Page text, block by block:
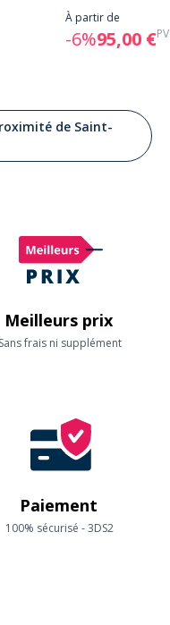
À partir de
-6%95,00 €
de Saint-
Meilleurs prix
Sans frais ni supplément
Paiement
100% sécurisé - 3DS2